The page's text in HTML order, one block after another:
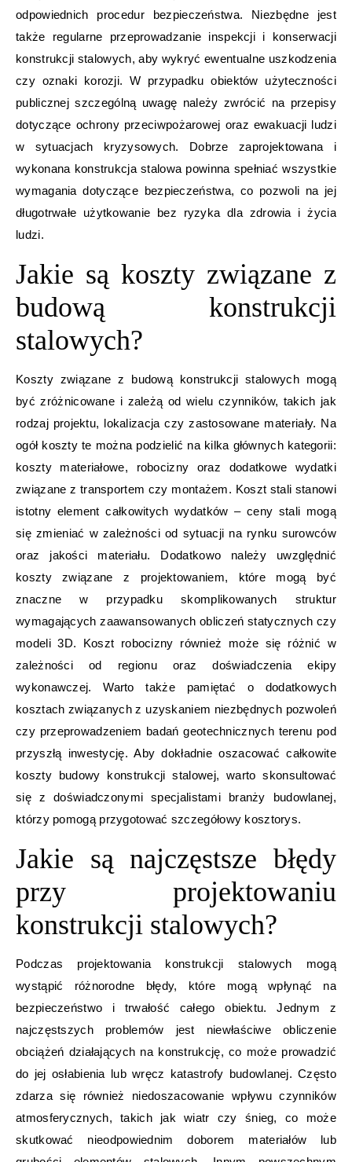
odpowiednich procedur bezpieczeństwa. Niezbędne jest
także regularne przeprowadzanie inspekcji i konserwacji
konstrukcji stalowych, aby wykryć ewentualne uszkodzenia
czy oznaki korozji. W przypadku obiektów użyteczności
publicznej szczególną uwagę należy zwrócić na przepisy
dotyczące ochrony przeciwpożarowej oraz ewakuacji ludzi
w sytuacjach kryzysowych. Dobrze zaprojektowana i
wykonana konstrukcja stalowa powinna spełniać wszystkie
wymagania dotyczące bezpieczeństwa, co pozwoli na jej
długotrwałe użytkowanie bez ryzyka dla zdrowia i życia
ludzi.
Jakie są koszty związane z
budową konstrukcji
stalowych?
Koszty związane z budową konstrukcji stalowych mogą
być zróżnicowane i zależą od wielu czynników, takich jak
rodzaj projektu, lokalizacja czy zastosowane materiały. Na
ogół koszty te można podzielić na kilka głównych kategorii:
koszty materiałowe, robocizny oraz dodatkowe wydatki
związane z transportem czy montażem. Koszt stali stanowi
istotny element całkowitych wydatków – ceny stali mogą
się zmieniać w zależności od sytuacji na rynku surowców
oraz jakości materiału. Dodatkowo należy uwzględnić
koszty związane z projektowaniem, które mogą być
znaczne w przypadku skomplikowanych struktur
wymagających zaawansowanych obliczeń statycznych czy
modeli 3D. Koszt robocizny również może się różnić w
zależności od regionu oraz doświadczenia ekipy
wykonawczej. Warto także pamiętać o dodatkowych
kosztach związanych z uzyskaniem niezbędnych pozwoleń
czy przeprowadzeniem badań geotechnicznych terenu pod
przyszłą inwestycję. Aby dokładnie oszacować całkowite
koszty budowy konstrukcji stalowej, warto skonsultować
się z doświadczonymi specjalistami branży budowlanej,
którzy pomogą przygotować szczegółowy kosztorys.
Jakie są najczęstsze błędy
przy projektowaniu
konstrukcji stalowych?
Podczas projektowania konstrukcji stalowych mogą
wystąpić różnorodne błędy, które mogą wpłynąć na
bezpieczeństwo i trwałość całego obiektu. Jednym z
najczęstszych problemów jest niewłaściwe obliczenie
obciążeń działających na konstrukcję, co może prowadzić
do jej osłabienia lub wręcz katastrofy budowlanej. Często
zdarza się również niedoszacowanie wpływu czynników
atmosferycznych, takich jak wiatr czy śnieg, co może
skutkować nieodpowiednim doborem materiałów lub